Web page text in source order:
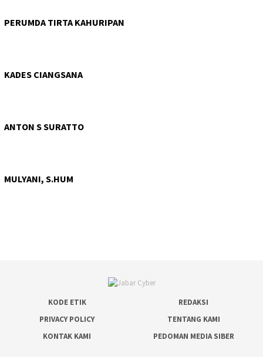
PERUMDA TIRTA KAHURIPAN
KADES CIANGSANA
ANTON S SURATTO
MULYANI, S.HUM
KODE ETIK
REDAKSI
PRIVACY POLICY
TENTANG KAMI
KONTAK KAMI
PEDOMAN MEDIA SIBER